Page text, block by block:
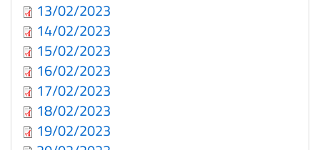
13/02/2023
14/02/2023
15/02/2023
16/02/2023
17/02/2023
18/02/2023
19/02/2023